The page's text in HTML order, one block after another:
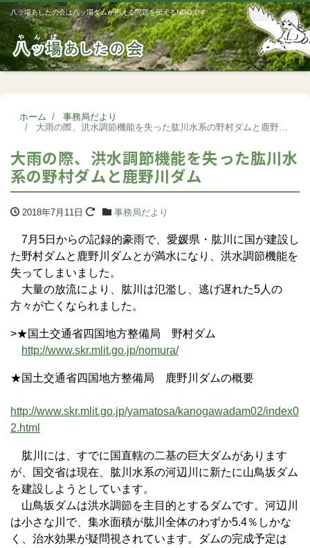
八ッ場あしたの会は八ッ場ダムが抱える問題を伝えるNGOです
ホーム
事務局だより
大雨の際、洪水調節機能を失った肱川水系の野村ダムと鹿野川ダム
大雨の際、洪水調節機能を失った肱川水
系の野村ダムと鹿野川ダム
2018年7月11日 事務局だより
7月5日からの記録的豪雨で、愛媛県・肱川に国が建設し
た野村ダムと鹿野川ダムとが満水になり、洪水調節機能を
失ってしまいました。
大量の放流により、肱川は氾濫し、逃げ遅れた5人の
方々が亡くなられました。
>★国土交通省四国地方整備局 野村ダム
http://www.skr.mlit.go.jp/nomura/
★国土交通省四国地方整備局 鹿野川ダムの概要
http://www.skr.mlit.go.jp/yamatosa/kanogawadam02/index0
2.html
肱川には、すでに国直轄の二基の巨大ダムがあります
が、国交省は現在、肱川水系の河辺川に新たに山鳥坂ダム
を建設しようとしています。
山鳥坂ダムは洪水調節を主目的とするダムです。河辺川
は小さな川で、集水面積が肱川全体のわずか5.4％しかな
く、治水効果が疑問視されています。ダムの完成予定は